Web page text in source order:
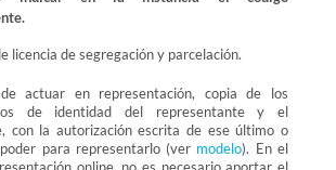
licencia de segregación y parcelación.
actuar en representación, copia de los
de identidad del representante y el
con la autorización escrita de ese último o
para representarlo (ver modelo). En el